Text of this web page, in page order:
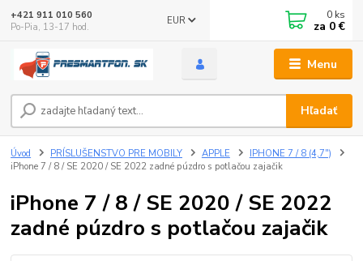
Menu
EUR
Hľadať
+421 911 010 560
Po-Pia, 13-17 hod.
0 ks
za 0 €
Úvod PRÍSLUŠENSTVO PRE MOBILY APPLE
IPHONE 7 / 8 (4,7")
iPhone 7 / 8 / SE 2020 / SE 2022 zadné púzdro s potlačou zajačik
iPhone 7 / 8 / SE 2020 / SE 2022
zadné púzdro s potlačou zajačik